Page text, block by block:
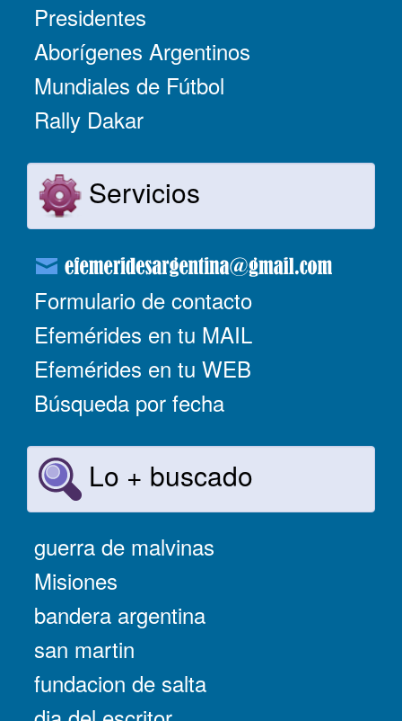
Presidentes
Aborígenes Argentinos
Mundiales de Fútbol
Rally Dakar
Servicios
Formulario de contacto
Efemérides en tu MAIL
Efemérides en tu WEB
Búsqueda por fecha
Lo + buscado
guerra de malvinas
Misiones
bandera argentina
san martin
fundacion de salta